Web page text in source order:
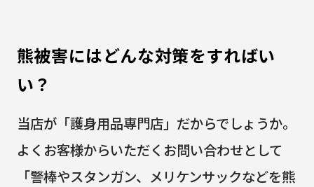
熊被害にはどんな対策をすればい
い？
当店が「護身用品専門店」だからでしょうか。
よくお客様からいただくお問い合わせとして
「警棒やスタンガン、メリケンサックなどを熊